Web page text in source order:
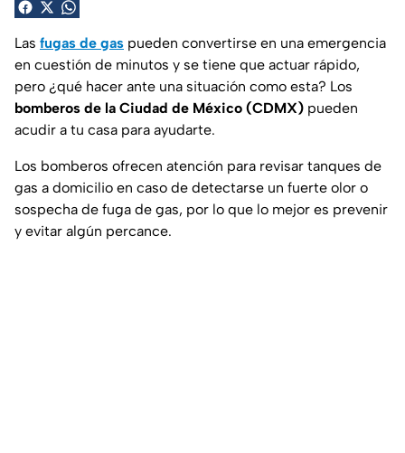
Las fugas de gas pueden convertirse en una emergencia
en cuestión de minutos y se tiene que actuar rápido,
pero ¿qué hacer ante una situación como esta? Los
bomberos de la Ciudad de México (CDMX) pueden
acudir a tu casa para ayudarte.
Los bomberos ofrecen atención para revisar tanques de
gas a domicilio en caso de detectarse un fuerte olor o
sospecha de fuga de gas, por lo que lo mejor es prevenir
y evitar algún percance.